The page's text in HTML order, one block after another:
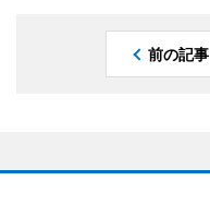
前の記事